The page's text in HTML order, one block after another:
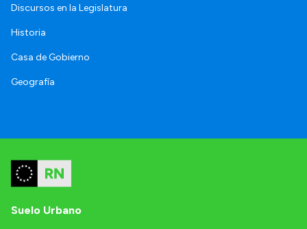
Discursos en la Legislatura
Historia
Casa de Gobierno
Geografía
Suelo Urbano